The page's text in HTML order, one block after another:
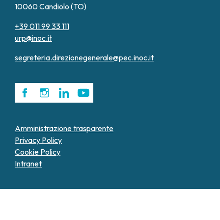
10060 Candiolo (TO)
+39 011 99 33 111
urp@inoc.it
segreteria.direzionegenerale@pec.inoc.it
Amministrazione trasparente
Privacy Policy
Cookie Policy
Intranet